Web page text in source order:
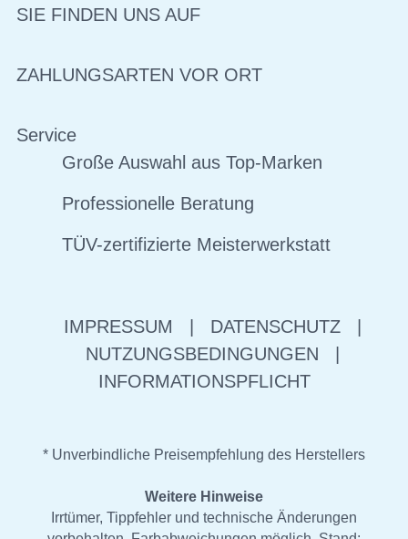
SIE FINDEN UNS AUF
ZAHLUNGSARTEN VOR ORT
Service
Große Auswahl aus Top-Marken
Professionelle Beratung
TÜV-zertifizierte Meisterwerkstatt
IMPRESSUM DATENSCHUTZ
NUTZUNGSBEDINGUNGEN
INFORMATIONSPFLICHT
* Unverbindliche Preisempfehlung des Herstellers
Weitere Hinweise
Irrtümer, Tippfehler und technische Änderungen